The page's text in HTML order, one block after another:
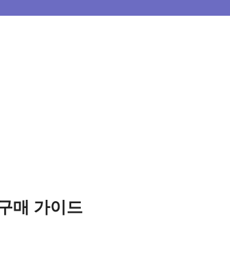
매 가이드